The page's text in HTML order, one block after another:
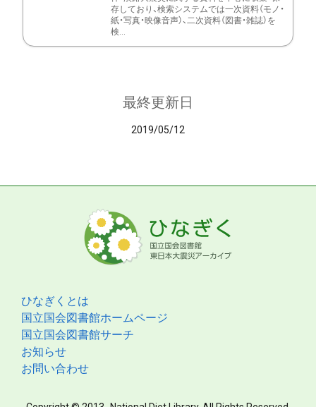
存しており、検索システムでは一次資料（モノ・
紙・写真・映像音声）、二次資料（図書・雑誌）を
検...
最終更新日
2019/05/12
ひなぎくとは
国立国会図書館ホームページ
国立国会図書館サーチ
お知らせ
お問い合わせ